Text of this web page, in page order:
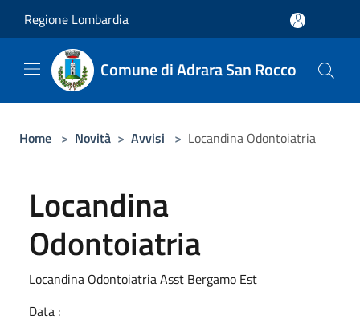
Regione Lombardia
Comune di Adrara San Rocco
Home > Novità > Avvisi > Locandina Odontoiatria
Locandina
Odontoiatria
Locandina Odontoiatria Asst Bergamo Est
Data :